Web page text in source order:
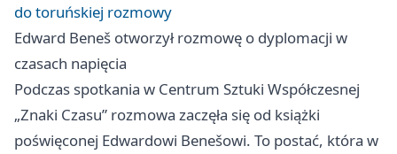
do toruńskiej rozmowy
Edward Beneš otworzył rozmowę o dyplomacji w
czasach napięcia
Podczas spotkania w Centrum Sztuki Współczesnej
„Znaki Czasu” rozmowa zaczęła się od książki
poświęconej Edwardowi Benešowi. To postać, która w